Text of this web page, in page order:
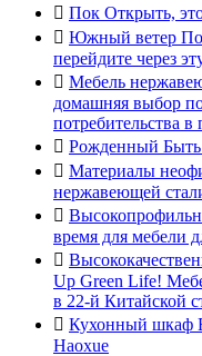
 Пок Открыть,
 Южный ветер
перейдите через
 Мебель
домашняя выбор
потребительства
 Рожденный Быть
 Материалы
нержавеющей

время для мебели

Up Green Life!
в 22-й Китайской
 Кухонный шкаф
Haoxue